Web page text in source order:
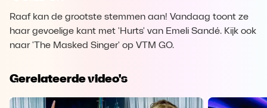
Raaf kan de grootste stemmen aan! Vandaag toont ze
haar gevoelige kant met 'Hurts' van Emeli Sandé. Kijk ook
naar 'The Masked Singer' op VTM GO.
Gerelateerde video's